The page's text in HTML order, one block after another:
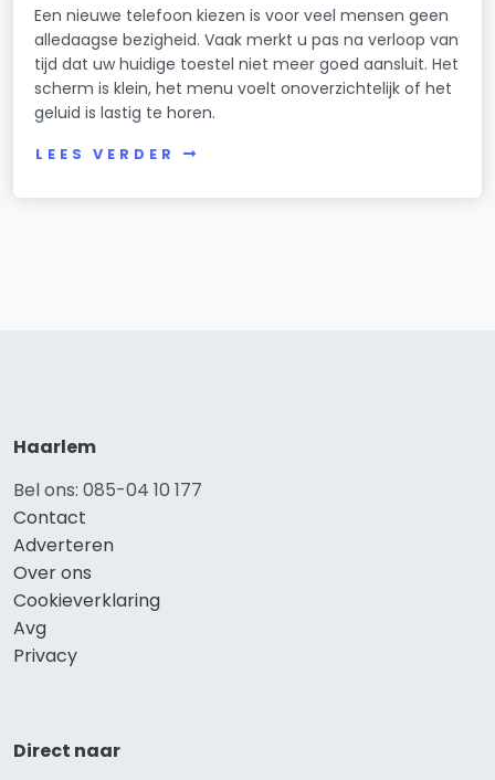
Een nieuwe telefoon kiezen is voor veel mensen geen
alledaagse bezigheid. Vaak merkt u pas na verloop van
tijd dat uw huidige toestel niet meer goed aansluit. Het
scherm is klein, het menu voelt onoverzichtelijk of het
geluid is lastig te horen.
LEES VERDER
Haarlem
Bel ons: 085-04 10 177
Contact
Adverteren
Over ons
Cookieverklaring
Avg
Privacy
Direct naar